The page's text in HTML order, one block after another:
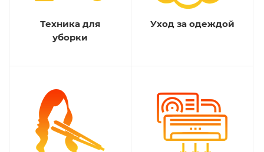
Техника для
уборки
Уход за одеждой